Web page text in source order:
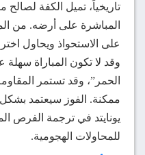
تاريخياً، تميل الكفة لصالح
المباشرة على أرضه. من
على الاستحواذ ويحاول
وقد لا تكون المباراة سهلة
الحمر”، وقد تستمر
ممكنة. الفوز سيعتمد
يونايتد في ترجمة الفرص
للمحاولات الهجومية.